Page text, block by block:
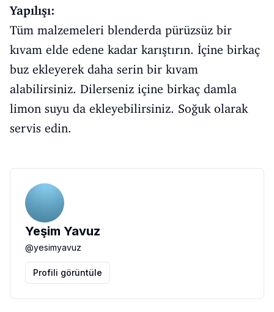
Yapılışı:
Tüm malzemeleri blenderda pürüzsüz bir
kıvam elde edene kadar karıştırın. İçine birkaç
buz ekleyerek daha serin bir kıvam
alabilirsiniz. Dilerseniz içine birkaç damla
limon suyu da ekleyebilirsiniz. Soğuk olarak
servis edin.
Yeşim Yavuz
@yesimyavuz
Profili görüntüle